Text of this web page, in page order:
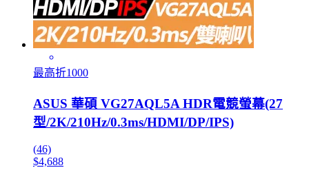
最高折1000
ASUS 華碩 VG27AQL5A HDR電競螢幕(27
型/2K/210Hz/0.3ms/HDMI/DP/IPS)
(46)
$4,688